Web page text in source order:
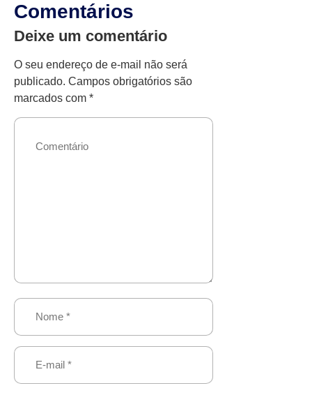
Comentários
Deixe um comentário
O seu endereço de e-mail não será
publicado. Campos obrigatórios são
marcados com *